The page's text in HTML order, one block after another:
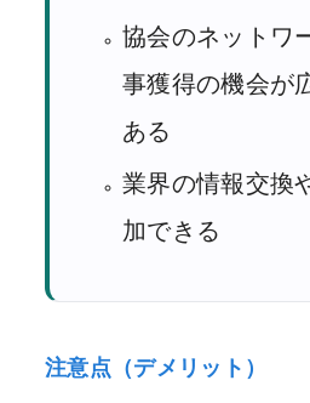
協会のネットワ
事獲得の機会が
ある
業界の情報交換
加できる
注意点（デメリット）